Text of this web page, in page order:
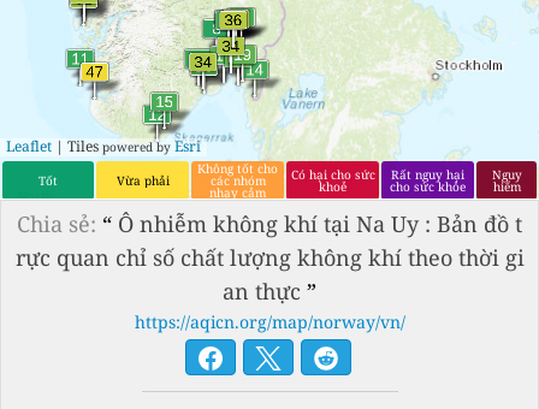
Leaflet | Tiles powered by Esri
Tốt Vừa phải
Không tốt cho
các nhóm
nhạy cảm
Có hại cho sức
khoẻ
Rất nguy hại
cho sức khỏe
Nguy
hiểm
Chia sẻ: “ Ô nhiễm không khí tại Na Uy : Bản đồ t
rực quan chỉ số chất lượng không khí theo thời gi
an thực ”
https://aqicn.org/map/norway/vn/